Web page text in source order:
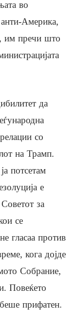
во
Америка,
им пречи што
да
со
на Трамп.
потсетам
е
за
се
гласаа против
кога дојде
Собрание,
Повеќето
прифатен.